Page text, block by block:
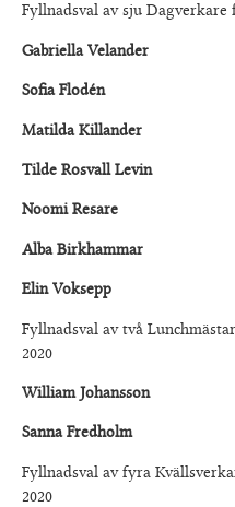
Fyllnadsval av sju Dagverkare
Gabriella Velander
Sofia Flodén
Matilda Killander
Tilde Rosvall Levin
Noomi Resare
Alba Birkhammar
Elin Voksepp
Fyllnadsval av två
2020
William Johansson
Sanna Fredholm
Fyllnadsval av fyra
2020